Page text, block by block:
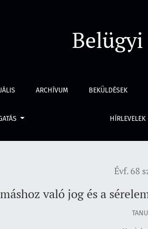
bírósági gyakorlatának tendenciái
Belügyi
ARCHÍVUM BEKÜLDÉSEK
HÍRLEVELEK
is:
Évf. 68
való jog és a